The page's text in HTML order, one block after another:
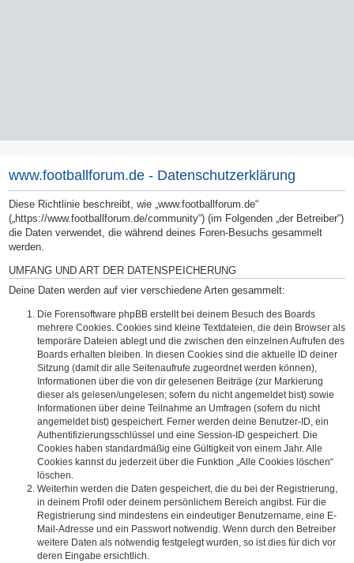
www.footballforum.de - Datenschutzerklärung
Diese Richtlinie beschreibt, wie „www.footballforum.de“
(„https://www.footballforum.de/community“) (im Folgenden „der Betreiber“)
die Daten verwendet, die während deines Foren-Besuchs gesammelt
werden.
UMFANG UND ART DER DATENSPEICHERUNG
Deine Daten werden auf vier verschiedene Arten gesammelt:
Die Forensoftware phpBB erstellt bei deinem Besuch des Boards
mehrere Cookies. Cookies sind kleine Textdateien, die dein Browser als
temporäre Dateien ablegt und die zwischen den einzelnen Aufrufen des
Boards erhalten bleiben. In diesen Cookies sind die aktuelle ID deiner
Sitzung (damit dir alle Seitenaufrufe zugeordnet werden können),
Informationen über die von dir gelesenen Beiträge (zur Markierung
dieser als gelesen/ungelesen; sofern du nicht angemeldet bist) sowie
Informationen über deine Teilnahme an Umfragen (sofern du nicht
angemeldet bist) gespeichert. Ferner werden deine Benutzer-ID, ein
Authentifizierungsschlüssel und eine Session-ID gespeichert. Die
Cookies haben standardmäßig eine Gültigkeit von einem Jahr. Alle
Cookies kannst du jederzeit über die Funktion „Alle Cookies löschen“
löschen.
Weiterhin werden die Daten gespeichert, die du bei der Registrierung,
in deinem Profil oder deinem persönlichem Bereich angibst. Für die
Registrierung sind mindestens ein eindeutiger Benutzername, eine E-
Mail-Adresse und ein Passwort notwendig. Wenn durch den Betreiber
weitere Daten als notwendig festgelegt wurden, so ist dies für dich vor
deren Eingabe ersichtlich.